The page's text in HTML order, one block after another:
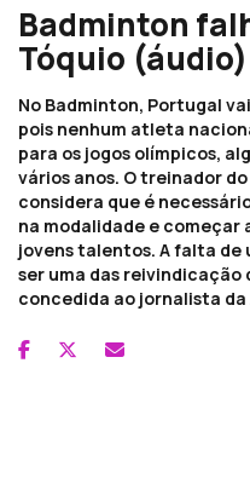
Badminton
Tóquio (áudio)
No Badminton, Portugal
pois nenhum atleta
para os jogos olímpicos,
vários anos. O treinador
considera que é
na modalidade e começar
jovens talentos. A falta de
ser uma das
concedida ao jornalista da